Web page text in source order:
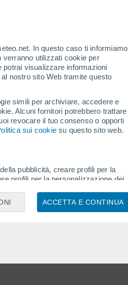
In questo caso ti informiamo
verranno utilizzati cookie per
visualizzare informazioni
nostro sito Web tramite questo
simili per archiviare, accedere e
Alcuni fornitori potrebbero trattare
revocare il tuo consenso o opporti
sui cookie su questo sito web.
pubblicità, creare profili per la
profili per la personalizzazione dei
dati provenienti da fonti diverse,
ACCETTA E CONTINUA